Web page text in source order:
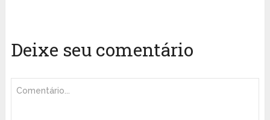
Deixe seu comentário